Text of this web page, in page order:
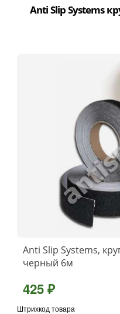
Anti Slip Systems
Anti Slip Systems,
черный 6м
425 ₽
Штрихкод товара